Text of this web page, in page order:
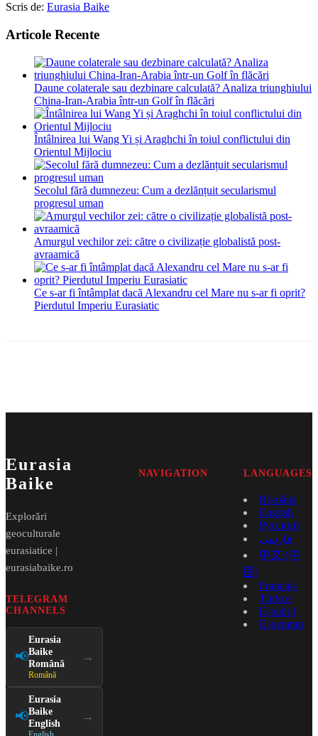
Scris de: Eurasia Baike
Articole Recente
Daune colaterale sau dezbinare calculată? Analiza triunghiului
China-Iran-Arabia într-un Golf în flăcări
Întâlnirea lui Wang Yi și Araghchi în toiul conflictului din
Orientul Mijlociu
Secolul fără dumnezeu: Cum a dezlănțuit secularismul
progresul uman
Amurgul vechilor zei: către o civilizație globalistă post-
avraamică
Ce s-ar fi întâmplat dacă Alexandru cel Mare nu s-ar fi oprit?
Pierdutul Imperiu Eurasiatic
Eurasia
Baike
Explorări
geoculturale
eurasiatice |
eurasiabaike.ro
TELEGRAM
CHANNELS
📢
Eurasia
Baike
Română
Română
→
📢
Eurasia
Baike
English
→
NAVIGATION LANGUAGES
Română
English
Русский
فارسی
中文 (中
国)
Français
Türkçe
Español
Esperanto